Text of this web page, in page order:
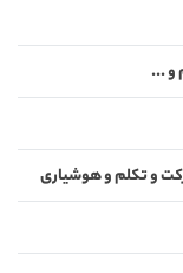
و ...
و تکلم و هوشیاری